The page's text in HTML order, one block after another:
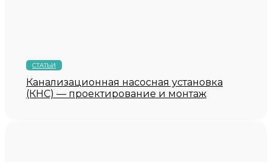
СТАТЬИ
Канализационная насосная установка
(КНС) — проектирование и монтаж